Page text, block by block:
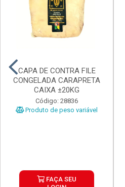
CAPA DE CONTRA FILE
CONGELADA CARAPRETA
CAIXA ±20KG
Código: 28836
Produto de peso variável
FAÇA SEU